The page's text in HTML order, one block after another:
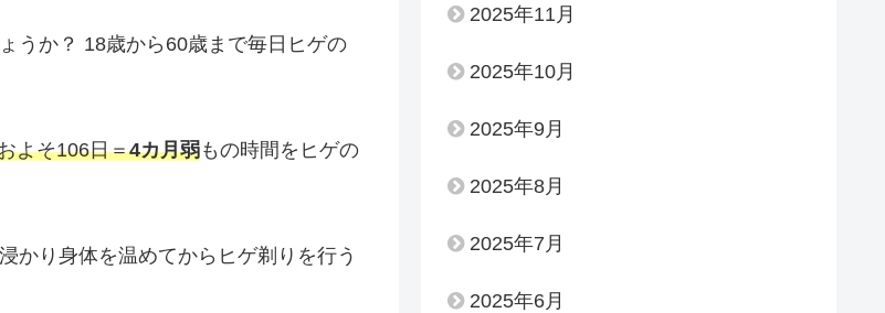
うか？ 18歳から60歳まで毎日ヒゲの
よそ106日＝4カ月弱もの時間をヒゲの
かり身体を温めてからヒゲ剃りを行う
2025年11月
2025年10月
2025年9月
2025年8月
2025年7月
2025年6月